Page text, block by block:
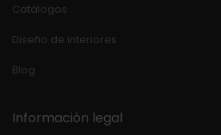
Catálogos
Diseño de interiores
Blog
Información legal